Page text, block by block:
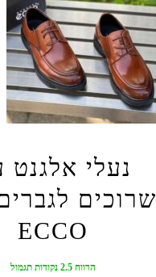
נעלי אלגנט
שרוכים
ECCO
הרווח 2.5 נקודות תגמול